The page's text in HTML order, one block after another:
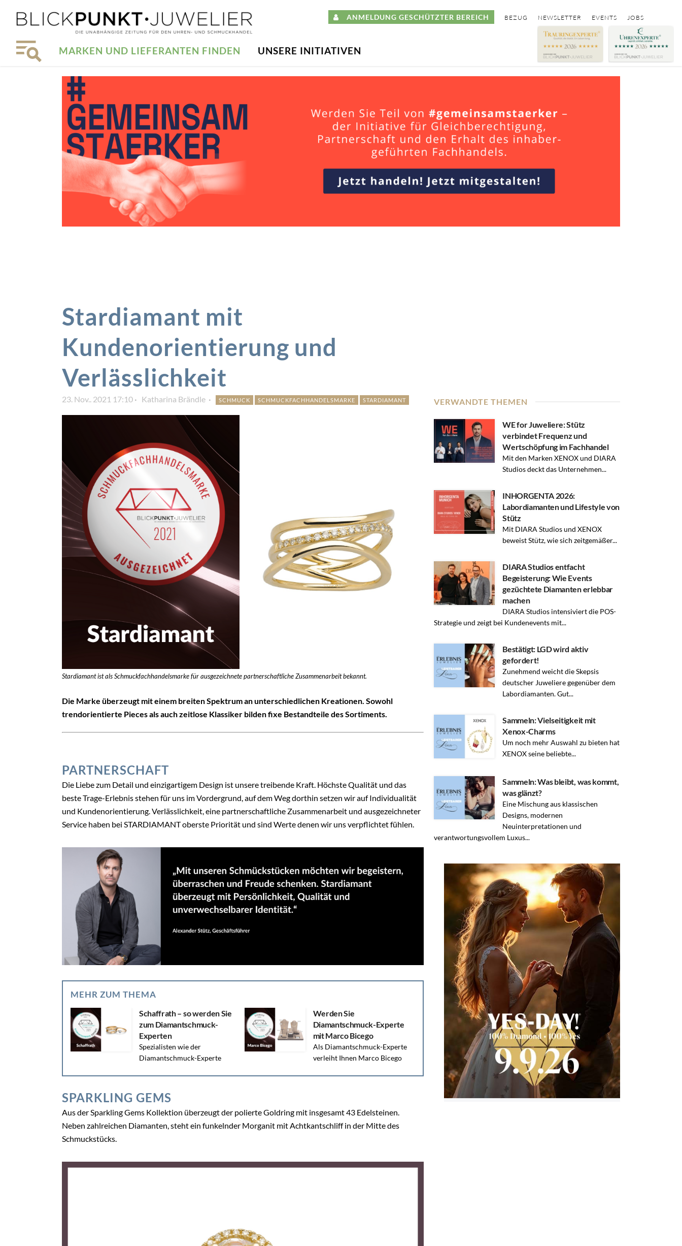
ANMELDUNG GESCHÜTZTER BEREICH BEZUG NEWSLETTER EVENTS JOBS
MARKEN UND LIEFERANTEN FINDEN UNSERE INITIATIVEN
Stardiamant mit
Kundenorientierung und
Verlässlichkeit
23. Nov.. 2021 17:10 Katharina Brändle SCHMUCK SCHMUCKFACHHANDELSMARKE STARDIAMANT
Stardiamant ist als Schmuckfachhandelsmarke für ausgezeichnete partnerschaftliche Zusammenarbeit bekannt.
Die Marke überzeugt mit einem breiten Spektrum an unterschiedlichen Kreationen. Sowohl
trendorientierte Pieces als auch zeitlose Klassiker bilden fixe Bestandteile des Sortiments.
PARTNERSCHAFT
Die Liebe zum Detail und einzigartigem Design ist unsere treibende Kraft. Höchste Qualität und das
beste Trage-Erlebnis stehen für uns im Vordergrund, auf dem Weg dorthin setzen wir auf Individualität
und Kundenorientierung. Verlässlichkeit, eine partnerschaftliche Zusammenarbeit und ausgezeichneter
Service haben bei STARDIAMANT oberste Priorität und sind Werte denen wir uns verpflichtet fühlen.
MEHR ZUM THEMA
Schaffrath – so werden Sie
zum Diamantschmuck-
Experten
Spezialisten wie der
Diamantschmuck-Experte
Werden Sie
Diamantschmuck-Experte
mit Marco Bicego
Als Diamantschmuck-Experte
verleiht Ihnen Marco Bicego
SPARKLING GEMS
Aus der Sparkling Gems Kollektion überzeugt der polierte Goldring mit insgesamt 43 Edelsteinen.
Neben zahlreichen Diamanten, steht ein funkelnder Morganit mit Achtkantschliff in der Mitte des
Schmuckstücks.
VERWANDTE THEMEN
WE for Juweliere: Stütz
verbindet Frequenz und
Wertschöpfung im Fachhandel
Mit den Marken XENOX und DIARA
Studios deckt das Unternehmen...
INHORGENTA 2026:
Labordiamanten und Lifestyle von
Stütz
Mit DIARA Studios und XENOX
beweist Stütz, wie sich zeitgemäßer...
DIARA Studios entfacht
Begeisterung: Wie Events
gezüchtete Diamanten erlebbar
machen
DIARA Studios intensiviert die POS-
Strategie und zeigt bei Kundenevents mit...
Bestätigt: LGD wird aktiv
gefordert!
Zunehmend weicht die Skepsis
deutscher Juweliere gegenüber dem
Labordiamanten. Gut...
Sammeln: Vielseitigkeit mit
Xenox-Charms
Um noch mehr Auswahl zu bieten hat
XENOX seine beliebte...
Sammeln: Was bleibt, was kommt,
was glänzt?
Eine Mischung aus klassischen
Designs, modernen
Neuinterpretationen und
verantwortungsvollem Luxus...